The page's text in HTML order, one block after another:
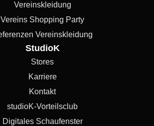
Vereinskleidung
Vereins Shopping Party
Vereinskleidung
StudioK
Stores
Karriere
Kontakt
studioK-Vorteilsclub
Digitales Schaufenster